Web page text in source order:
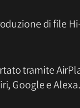
di file
tramite
Google e Alexa.